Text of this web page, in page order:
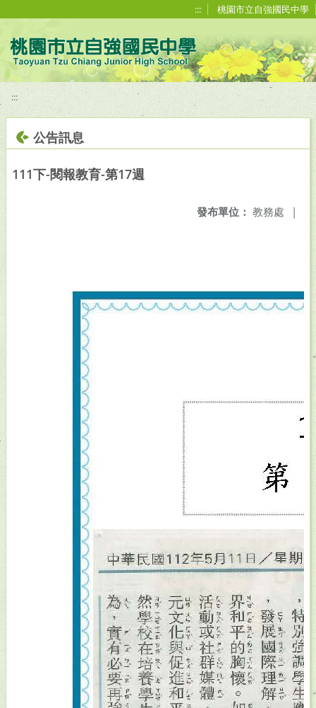
::: 桃園市立自強國民中學
:::
公告訊息
111下-閱報教育-第17週
發布單位： 教務處 |